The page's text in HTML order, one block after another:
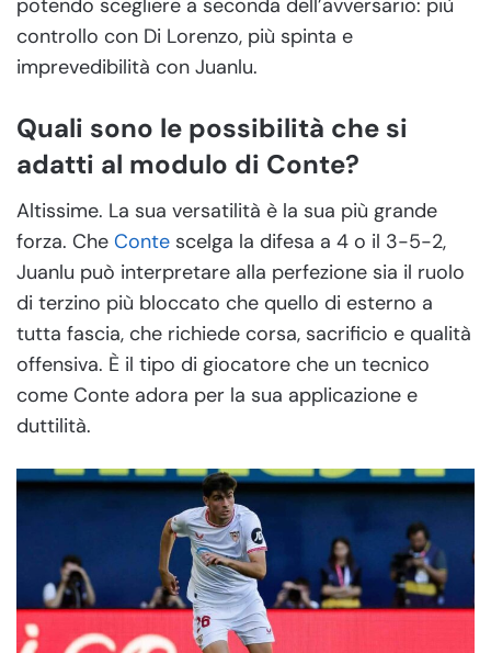
potendo scegliere a seconda dell’avversario: più
controllo con Di Lorenzo, più spinta e
imprevedibilità con Juanlu.
Quali sono le possibilità che si
adatti al modulo di Conte?
Altissime. La sua versatilità è la sua più grande
forza. Che Conte scelga la difesa a 4 o il 3-5-2,
Juanlu può interpretare alla perfezione sia il ruolo
di terzino più bloccato che quello di esterno a
tutta fascia, che richiede corsa, sacrificio e qualità
offensiva. È il tipo di giocatore che un tecnico
come Conte adora per la sua applicazione e
duttilità.